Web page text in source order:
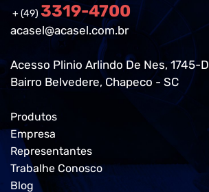
+ (49) 3319-4700
acasel@acasel.com.br
Acesso Plinio Arlindo De Nes, 1745-D
Bairro Belvedere, Chapeco - SC
Produtos
Empresa
Representantes
Trabalhe Conosco
Blog